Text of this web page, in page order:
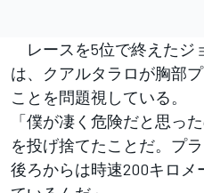
レースを5位で終えたジ
は、クアルタラロが胸部
ことを問題視している。
「僕が凄く危険だと思っ
を投げ捨てたことだ。プ
後ろからは時速200キロ